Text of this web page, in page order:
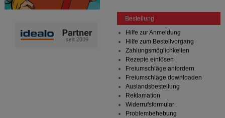
Bestellung
Hilfe zur Anmeldung
Hilfe zum Bestellvorgang
Zahlungsmöglichkeiten
Rezepte einlösen
Freiumschläge anfordern
Freiumschläge downloaden
Auslandsbestellung
Reklamation
Widerrufsformular
Problembehebung